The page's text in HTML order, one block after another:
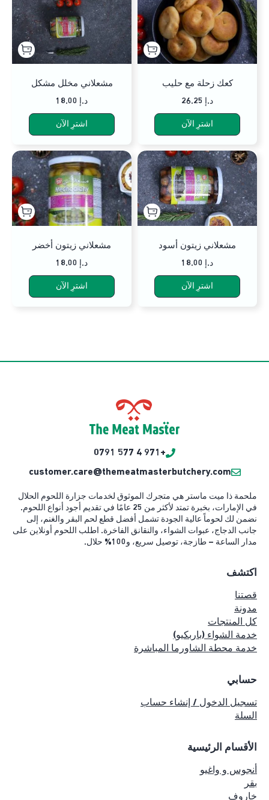
كعك زحلة مع حليب
26.25 د.إ
اشترِ الآن
مشعلاني مخلل مشكل
18.00 د.إ
اشترِ الآن
مشعلاني زيتون أسود
18.00 د.إ
اشترِ الآن
مشعلاني زيتون أخضر
18.00 د.إ
اشترِ الآن
+971 4 577 0791
customer.care@themeatmasterbutchery.com
ملحمة ذا ميت ماستر هي متجرك الموثوق لخدمات جزارة اللحوم الحلال
في الإمارات، بخبرة تمتد لأكثر من 25 عامًا في تقديم أجود أنواع اللحوم.
نضمن لك لحوماً عالية الجودة تشمل أفضل قطع لحم البقر والغنم، إلى
جانب الدجاج، عبوات الشواء، والنقانق الفاخرة. اطلب اللحوم أونلاين على
مدار الساعة – طازجة، توصيل سريع، و100% حلال.
اكتشف
قصتنا
مدونة
كل المنتجات
خدمة الشواء (باربكيو)
خدمة محطة الشاورما المباشرة
حسابي
تسجيل الدخول / إنشاء حساب
السلة
الأقسام الرئيسية
أنجوس و واغيو
بقر
خاروف